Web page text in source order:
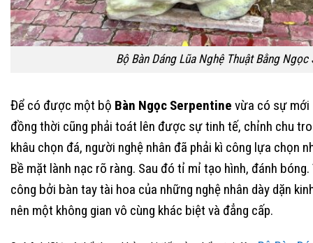
Bộ Bàn Dáng Lũa Nghệ Thuật Bằng Ngọc
Để có được một bộ Bàn Ngọc Serpentine vừa có sự mới
đồng thời cũng phải toát lên được sự tinh tế, chỉnh chu
khâu chọn đá, người nghệ nhân đã phải kì công lựa chọn
Bề mặt lành nạc rõ ràng. Sau đó tỉ mỉ tạo hình, đánh
công bởi bàn tay tài hoa của những nghệ nhân dày dặn
nên một không gian vô cùng khác biệt và đẳng cấp.